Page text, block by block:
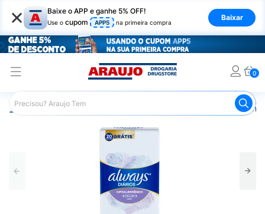
× Baixe o APP e ganhe 5% OFF!
Use o cupom APP5 na primeira compra
Baixar
0
Araujo Higiene Pessoal Absorvente